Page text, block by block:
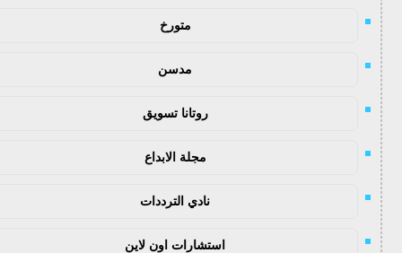
متورخ
مدسن
روتانا تسويق
مجلة الابداع
نادي الترددات
استشارات اون لاين